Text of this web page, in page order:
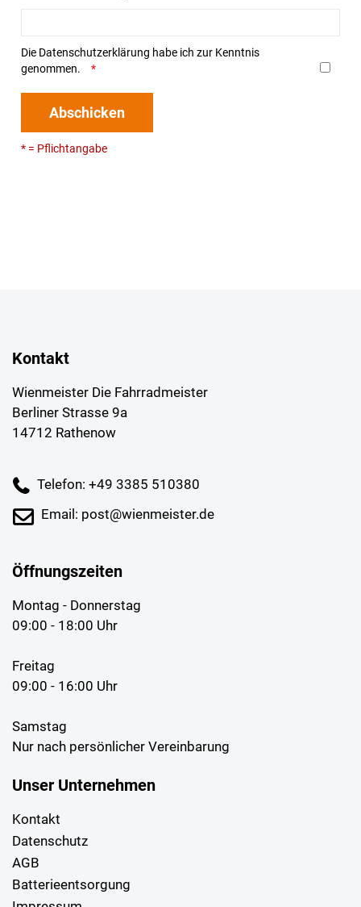
Die Datenschutzerklärung habe ich zur Kenntnis
genommen.
Abschicken
* = Pflichtangabe
Kontakt
Wienmeister Die Fahrradmeister
Berliner Strasse 9a
14712 Rathenow
Telefon: +49 3385 510380
Email: post@wienmeister.de
Öffnungszeiten
Montag - Donnerstag
09:00 - 18:00 Uhr
Freitag
09:00 - 16:00 Uhr
Samstag
Nur nach persönlicher Vereinbarung
Unser Unternehmen
Kontakt
Datenschutz
AGB
Batterieentsorgung